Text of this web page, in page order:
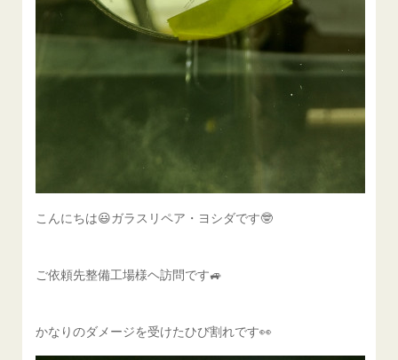
こんにちは😃ガラスリペア・ヨシダです🤓
ご依頼先整備工場様ヘ訪問です🚙
かなりのダメージを受けたひび割れです👀